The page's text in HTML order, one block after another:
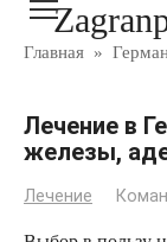
Перейти
Главная »
Лечение в
железы,
Лечение